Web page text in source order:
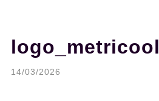
logo_metricool
14/03/2026